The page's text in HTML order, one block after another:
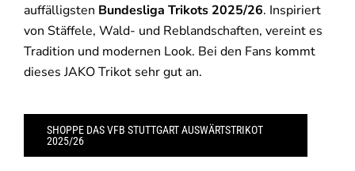
auffälligsten Bundesliga Trikots 2025/26. Inspiriert
von Stäffele, Wald- und Reblandschaften, vereint es
Tradition und modernen Look. Bei den Fans kommt
dieses JAKO Trikot sehr gut an.
SHOPPE DAS VFB STUTTGART AUSWÄRTSTRIKOT
2025/26